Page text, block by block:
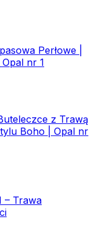
Perłowe |
nr 1
z Trawą
Boho | Opal nr
– Trawa